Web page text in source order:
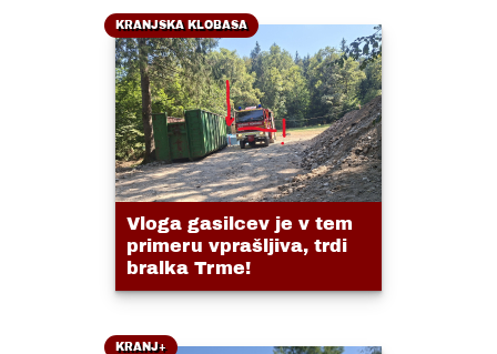
KRANJSKA KLOBASA
Vloga gasilcev je v tem
primeru vprašljiva, trdi
bralka Trme!
KRANJ+